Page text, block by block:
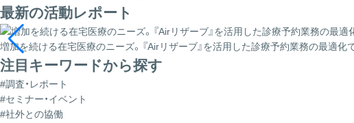
最新の活動レポート
増加を続ける在宅医療のニーズ。『Airリザーブ』を活用した診療予約業務の最適
注目キーワードから探す
#調査・レポート
#セミナー・イベント
#社外との協働